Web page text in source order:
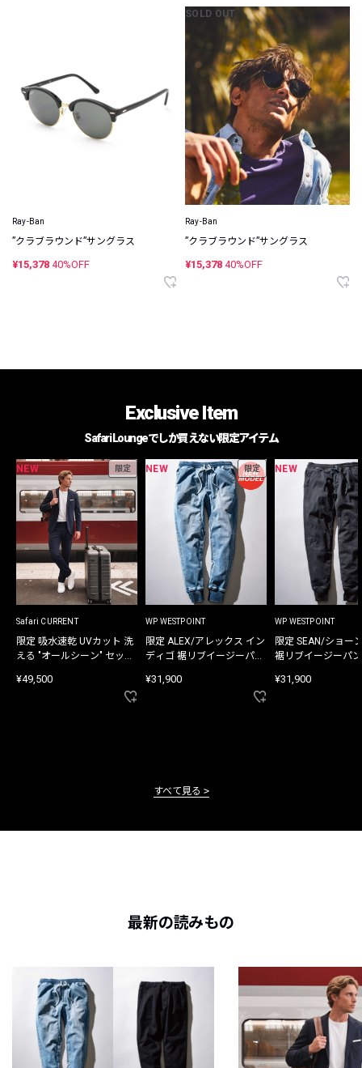
Ray-Ban
”クラブラウンド”サングラス
¥15,378 40%OFF
SOLD OUT
Ray-Ban
”クラブラウンド”サングラス
¥15,378 40%OFF
Exclusive Item
Safari Loungeでしか買えない限定アイテム
NEW 限定
Safari CURRENT
限定 吸水速乾 UVカット 洗
える "オールシーン" セット
¥49,500
NEW 限定
WP WESTPOINT
限定 ALEX/アレックス イン
ディゴ 裾リブイージーパン
¥31,900
NEW
WP WESTPOINT
限定 SEAN/ショー
裾リブイージーパ
¥31,900
すべて見る
最新の読みもの